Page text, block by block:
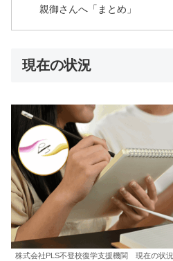
親御さんへ「まとめ」
現在の状況
株式会社PLS不登校復学支援機関 現在の状況